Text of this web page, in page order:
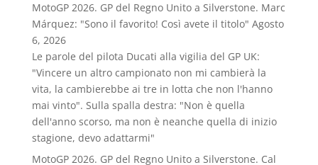
MotoGP 2026. GP del Regno Unito a Silverstone. Marc
Márquez: "Sono il favorito! Così avete il titolo" Agosto
6, 2026
Le parole del pilota Ducati alla vigilia del GP UK:
"Vincere un altro campionato non mi cambierà la
vita, la cambierebbe ai tre in lotta che non l'hanno
mai vinto". Sulla spalla destra: "Non è quella
dell'anno scorso, ma non è neanche quella di inizio
stagione, devo adattarmi"
MotoGP 2026. GP del Regno Unito a Silverstone. Cal